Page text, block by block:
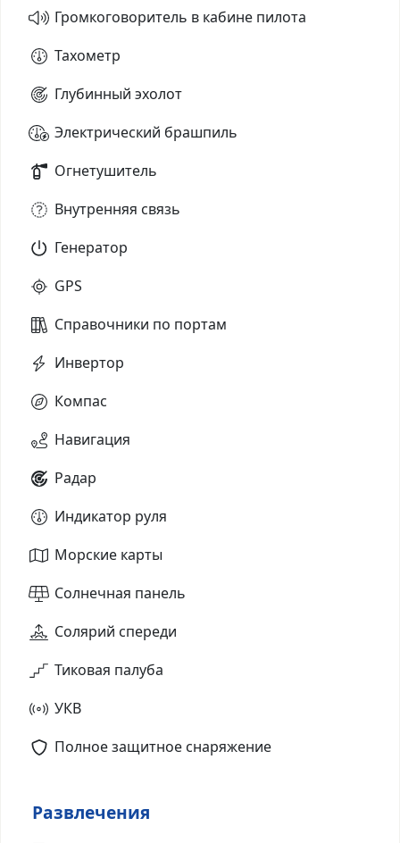
Громкоговоритель в кабине пилота
Тахометр
Глубинный эхолот
Электрический брашпиль
Огнетушитель
Внутренняя связь
Генератор
GPS
Справочники по портам
Инвертор
Компас
Навигация
Радар
Индикатор руля
Морские карты
Солнечная панель
Солярий спереди
Тиковая палуба
УКВ
Полное защитное снаряжение
Развлечения